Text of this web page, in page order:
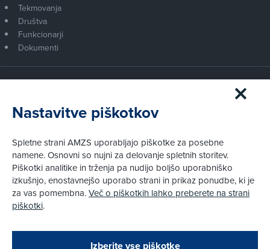
Zapri
Podarjamo vam 10 €!
Tekmovanja
Društva
Funkcionarji
Dokumenti
Postanite član AMZS
Zakaj (p)ostati član?
Kako vam pomagamo
Pravni vidiki
Piškotki
Pravno obvestilo
Nastavitve piškotkov
Spletne strani AMZS uporabljajo piškotke za posebne
namene. Osnovni so nujni za delovanje spletnih storitev.
Piškotki analitike in trženja pa nudijo boljšo uporabniško
izkušnjo, enostavnejšo uporabo strani in prikaz ponudbe, ki je
za vas pomembna.Več o piškotkih lahko preberete na strani
piškotki.
Izberite vse piškotke